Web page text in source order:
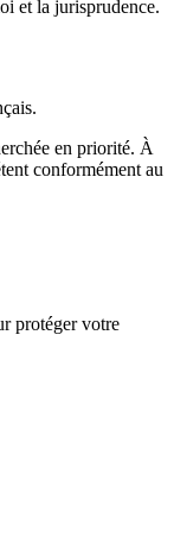
et la jurisprudence.
en priorité. À
conformément au
protéger votre